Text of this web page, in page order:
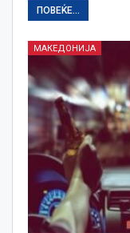
ПОВЕЌЕ...
МАКЕДОНИЈА